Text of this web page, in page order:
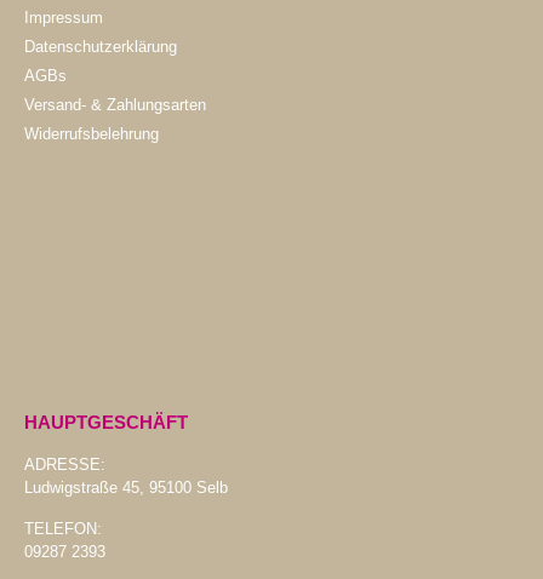
Impressum
Datenschutzerklärung
AGBs
Versand- & Zahlungsarten
Widerrufsbelehrung
HAUPTGESCHÄFT
ADRESSE:
Ludwigstraße 45, 95100 Selb
TELEFON:
09287 2393